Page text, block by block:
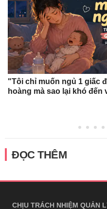
"Tôi chỉ muốn ngủ 1 giấc
hoàng mà sao lại khó đến
ĐỌC THÊM
CHỊU TRÁCH NHIỆM QUẢN